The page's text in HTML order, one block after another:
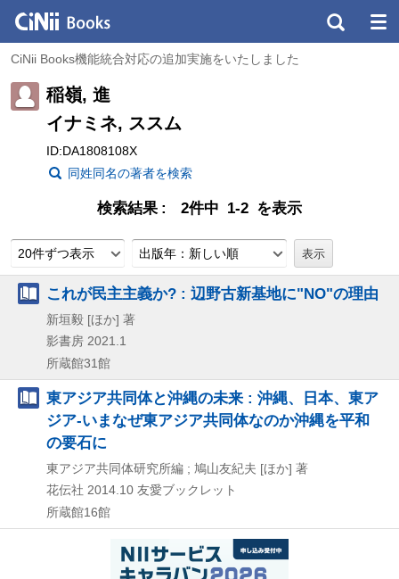
CiNii Books機能統合対応の追加実施をいたしました
稲嶺, 進
イナミネ, ススム
ID:DA1808108X
同姓同名の著者を検索
検索結果 2件中 1-2 を表示
20件ずつ表示 出版年：新しい順
これが民主主義か? : 辺野古新基地に"NO"の理由
新垣毅 [ほか] 著
影書房 2021.1
所蔵館31館
東アジア共同体と沖縄の未来 : 沖縄、日本、東ア
ジア-いまなぜ東アジア共同体なのか沖縄を平和
の要石に
東アジア共同体研究所編 ; 鳩山友紀夫 [ほか] 著
花伝社 2014.10 友愛ブックレット
所蔵館16館